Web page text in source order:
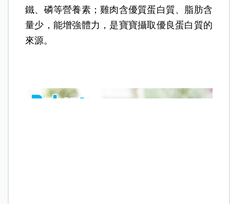
鐵、磷等營養素；雞肉含優質蛋白質、脂肪含
量少，能增強體力，是寶寶攝取優良蛋白質的
來源。